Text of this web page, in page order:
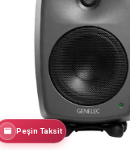
Peşin Taksit